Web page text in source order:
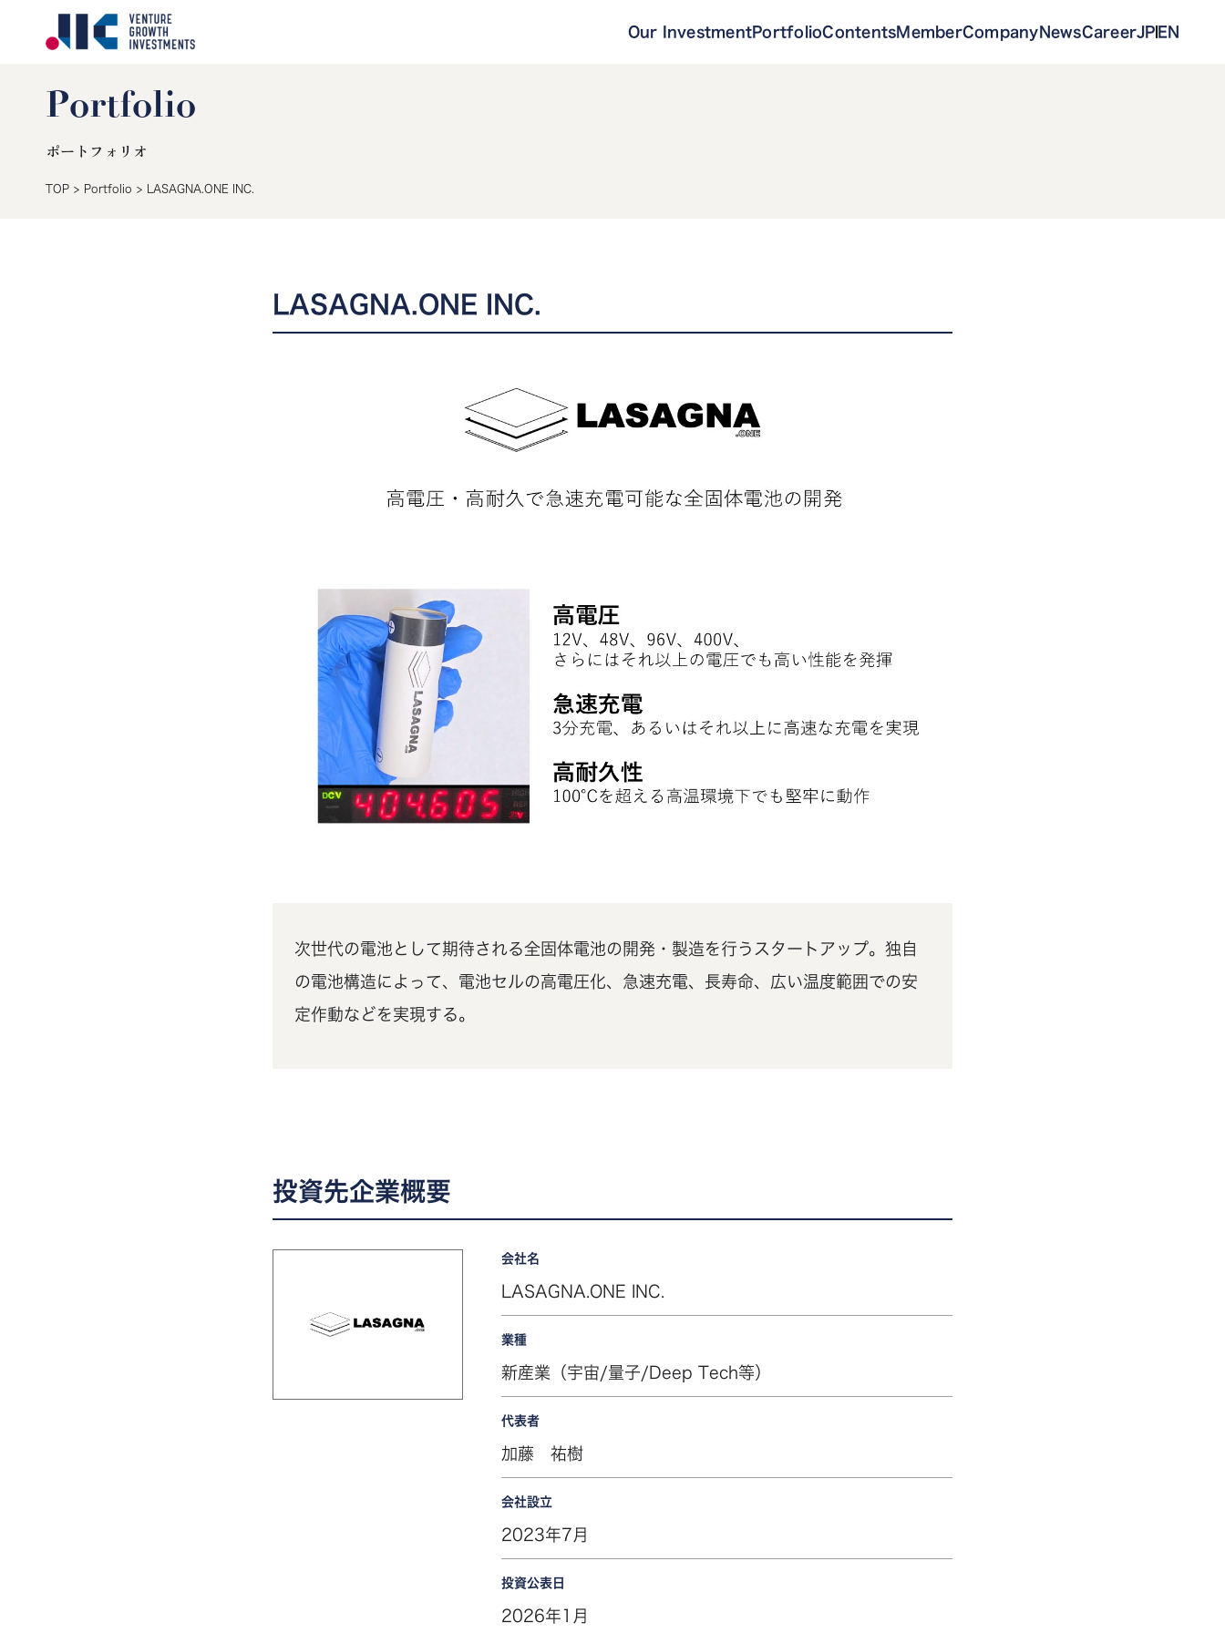
Our InvestmentPortfolioContentsMemberCompanyNewsCareerJP EN
Portfolio
ポートフォリオ
TOP > Portfolio > LASAGNA.ONE INC.
LASAGNA.ONE INC.
次世代の電池として期待される全固体電池の開発・製造を行うスタートアップ。独自
の電池構造によって、電池セルの高電圧化、急速充電、長寿命、広い温度範囲での安
定作動などを実現する。
投資先企業概要
会社名
LASAGNA.ONE INC.
業種
新産業（宇宙/量子/Deep Tech等）
代表者
加藤 祐樹
会社設立
2023年7月
投資公表日
2026年1月